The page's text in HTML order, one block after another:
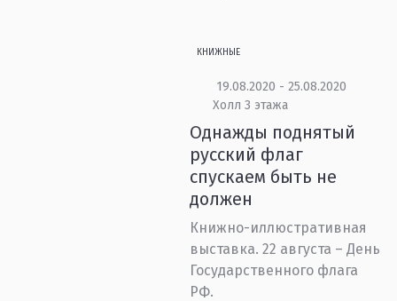
КНИЖНЫЕ
19.08.2020 - 25.08.2020
Холл 3 этажа
Однажды поднятый
русский флаг
спускаем быть не
должен
Книжно-иллюстративная
выставка. 22 августа – День
Государственного флага
РФ.